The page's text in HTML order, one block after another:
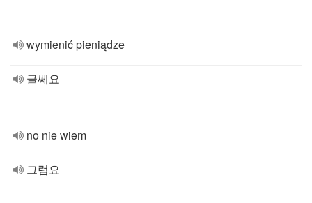
wymienić pieniądze
글쎄요
no nie wiem
그럼요